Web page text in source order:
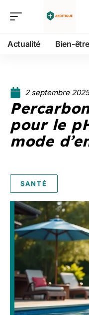
Actualité Bien-être
2 septembre 2025
pour le
mode
SANTÉ